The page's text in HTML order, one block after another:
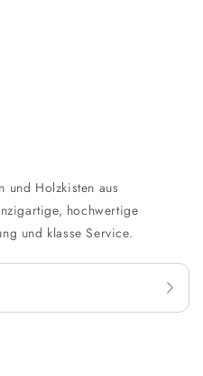
und Holzkisten aus
hochwertige
und klasse Service.